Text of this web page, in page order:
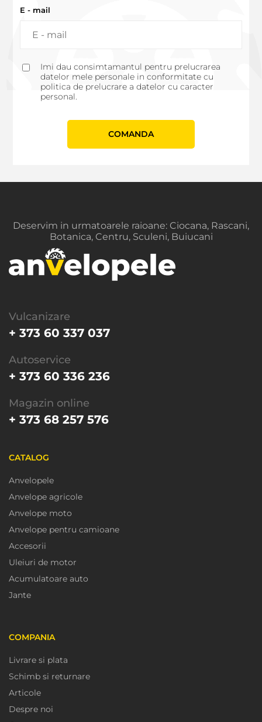
E - mail
Imi dau consimtamantul pentru prelucrarea
datelor mele personale in conformitate cu
politica de prelucrare a datelor cu caracter
personal.
СOMANDA
Deservim in urmatoarele raioane: Ciocana, Rascani,
Botanica, Centru, Sculeni, Buiucani
Vulcanizare
+ 373 60 337 037
Autoservice
+ 373 60 336 236
Magazin online
+ 373 68 257 576
CATALOG
Anvelopele
Anvelope agricole
Anvelope moto
Anvelope pentru camioane
Accesorii
Uleiuri de motor
Acumulatoare auto
Jante
COMPANIA
Livrare si plata
Schimb si returnare
Articole
Despre noi